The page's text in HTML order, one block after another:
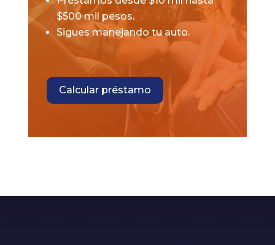
$500 mil pesos.
Sigues manejando tu auto.
Calcular préstamo